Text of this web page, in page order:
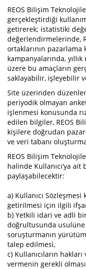
REOS Bilişim
gerçekleştirdiği
getirerek; istatistiki
değerlendirmelerinde,
ortaklarının pazarlama
kampanyalarında,
üzere bu amaçların
saklayabilir, işleyebilir
Site üzerinden
periyodik olmayan
işlenmesi konusunda
edilen bilgiler, REOS
kişilere doğrudan
ve veri tabanı
REOS Bilişim
halinde Kullanıcı’ya
paylaşabilecektir:
a) Kullanıcı
getirilmesi için ilgili
b) Yetkili idari ve adli
doğrultusunda usulüne
soruşturmanın
talep edilmesi,
c) Kullanıcıların
vermenin gerekli